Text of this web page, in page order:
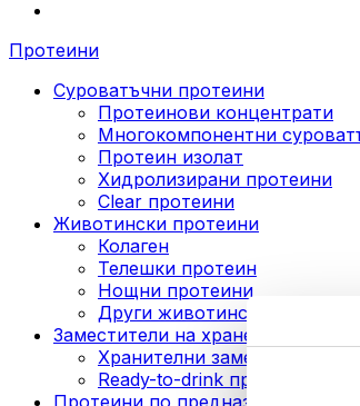
Протеини
Суроватъчни протеини
Протеинови концентрати
Многокомпонентни
Протеин изолат
Хидролизирани протеини
Clear протеини
Животински протеини
Колаген
Телешки протеин
Нощни протеини
Други животински протеини
Заместители на хранене
Хранителни заместители
Ready-to-drink протеинови
Протеини по предназначение